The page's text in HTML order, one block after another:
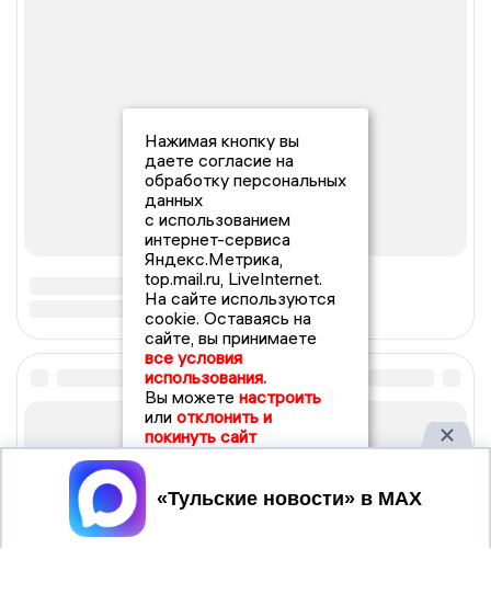
Нажимая кнопку вы
даете согласие на
обработку персональных
данных
с использованием
интернет-сервиса
Яндекс.Метрика,
top.mail.ru, LiveInternet.
На сайте используются
cookie. Оставаясь на
сайте, вы принимаете
все условия
использования.
Вы можете настроить
или отклонить и
покинуть сайт
Принять